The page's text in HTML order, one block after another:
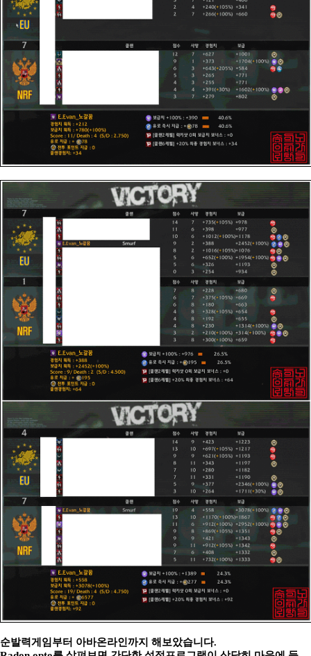
순발력게임부터 아바온라인까지 해보았습니다.